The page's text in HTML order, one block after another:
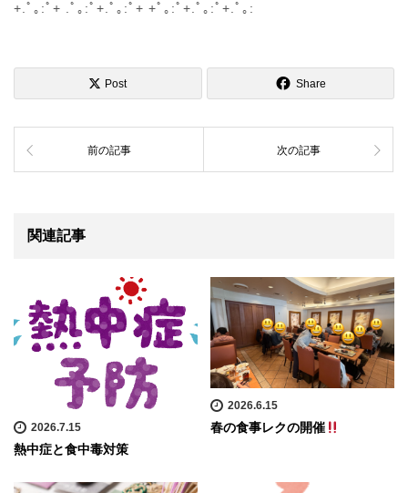
+.ﾟ｡:ﾟ+ .ﾟ｡:ﾟ+.ﾟ｡:ﾟ+ +ﾟ｡:ﾟ+.ﾟ｡:ﾟ+.ﾟ｡:
Post Share
前の記事 次の記事
関連記事
2026.7.15
熱中症と食中毒対策
2026.6.15
春の食事レクの開催